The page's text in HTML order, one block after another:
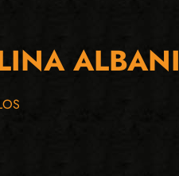
ALBANI